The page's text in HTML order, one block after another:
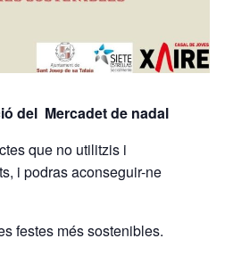
del Mercadet de nadal
que no utilitzis i
i podras aconseguir-ne
festes més sostenibles.